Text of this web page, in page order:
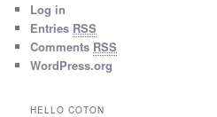
Log in
Entries RSS
Comments RSS
WordPress.org
HELLO COTON